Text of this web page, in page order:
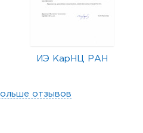
ИЭ КарНЦ РАН
отзывов